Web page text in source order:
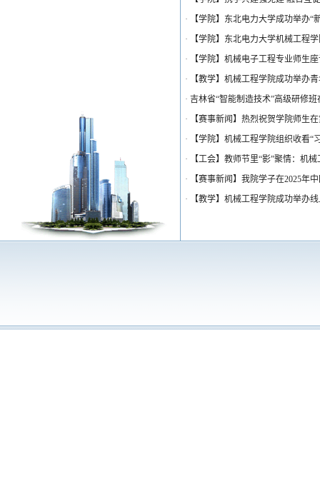
·
【学院】东北电力大学成功举办
·
【学院】东北电力大学机械工程
·
【学院】机械电子工程专业师生
·
【教学】机械工程学院成功举办
· 吉林省“智能制造技术”高级研修
·
【赛事新闻】热烈祝贺学院师生
·
【学院】机械工程学院组织收看
·
【工会】教师节里“影”聚情：机
·
【赛事新闻】我院学子在2025年
·
【教学】机械工程学院成功举办